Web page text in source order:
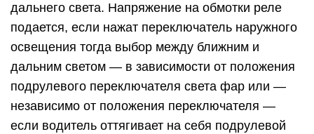
дальнего света. Напряжение на обмотки реле
подается, если нажат переключатель наружного
освещения тогда выбор между ближним и
дальним светом — в зависимости от положения
подрулевого переключателя света фар или —
независимо от положения переключателя —
если водитель оттягивает на себя подрулевой